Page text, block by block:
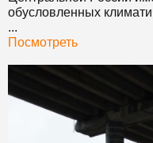
обусловленных
...
Посмотреть